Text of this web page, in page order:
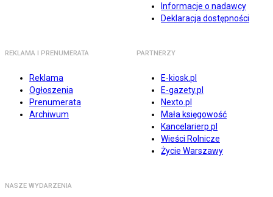
Informacje o nadawcy
Deklaracja dostępności
REKLAMA I PRENUMERATA
Reklama
Ogłoszenia
Prenumerata
Archiwum
PARTNERZY
E-kiosk.pl
E-gazety.pl
Nexto.pl
Mała księgowość
Kancelarierp.pl
Wieści Rolnicze
Życie Warszawy
NASZE WYDARZENIA